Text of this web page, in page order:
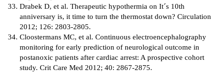
Drabek D, et al. Therapeutic hypothermia on It´s 10th
anniversary is, it time to turn the thermostat down? Circulation
2012; 126: 2803-2805.
Cloostermans MC, et al. Continuous electroencephalography
monitoring for early prediction of neurological outcome in
postanoxic patients after cardiac arrest: A prospective cohort
study. Crit Care Med 2012; 40: 2867-2875.